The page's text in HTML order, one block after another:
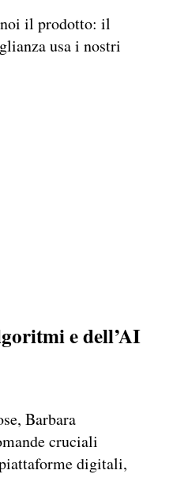
il prodotto: il
usa i nostri
e dell’AI
Barbara
cruciali
digitali,